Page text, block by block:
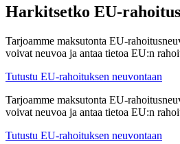
Harkitsetko EU-
Tarjoamme maksutonta EU-
voivat neuvoa ja antaa tietoa EU:n
Tutustu EU-rahoituksen neuvontaan
Tarjoamme maksutonta EU-
voivat neuvoa ja antaa tietoa EU:n
Tutustu EU-rahoituksen neuvontaan